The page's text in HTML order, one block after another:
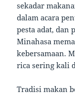
sekadar
dalam acara
pesta adat, dan
Minahasa
kebersamaan.
rica sering kali
Tradisi makan